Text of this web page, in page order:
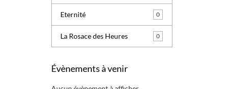
Eternité 0
La Rosace des Heures 0
Évènements à venir